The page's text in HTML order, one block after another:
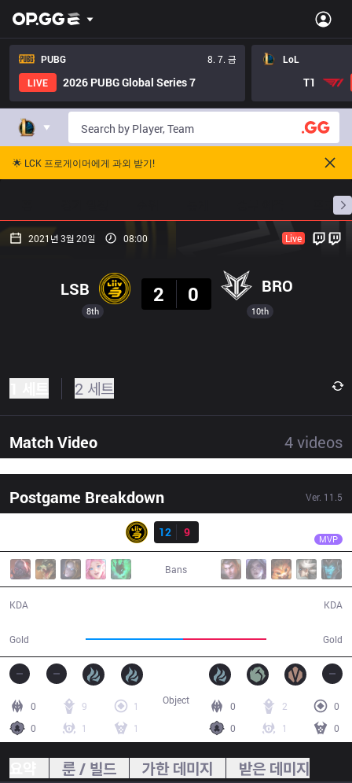
PUBG
8. 7. 금
LIVE
2026 PUBG Global Series 7
LoL
T1
🌟 LCK 프로게이머에게 과외 받기!
프로빌
2021년 3월 20일 08:00 Live
8th
LSB
2
0 BRO
10th
2 세트
Match Video 4videos
Postgame Breakdown Ver. 11.5
12
9 MVP
Bans
KDA
Gold Gold
KDA
0 9
1
0
1 1
0 2
0
0
1 0
Object
룬 / 빌드 가한 데미지 받은 데미지